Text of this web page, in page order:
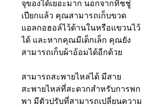
จุของได้เยอะมาก นอกจากทิชชู่
เปียกแล้ว คุณสามารถเก็บขวด
แอลกอฮอล์ไว้ด้านในหรือแขวนไว้
ได้ และหากคุณมีเด็กเล็ก คุณยัง
สามารถเก็บผ้าอ้อมได้อีกด้วย
สามารถสะพายไหล่ได้ มีสาย
สะพายไหล่ที่สะดวกสำหรับการพก
พา มีตัวปรับที่สามารถเปลี่ยนความ